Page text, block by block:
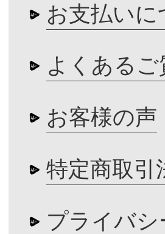
お支払いに
よくあるご
お客様の声
特定商取引
プライバ